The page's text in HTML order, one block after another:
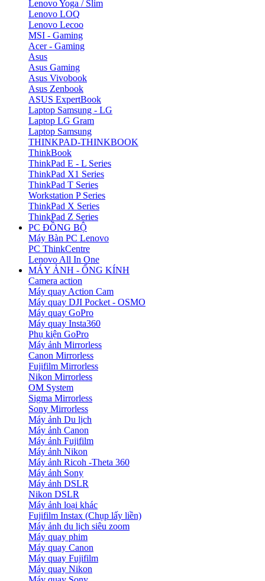
Lenovo Yoga / Slim
Lenovo LOQ
Lenovo Lecoo
MSI - Gaming
Acer - Gaming
Asus
Asus Gaming
Asus Vivobook
Asus Zenbook
ASUS ExpertBook
Laptop Samsung - LG
Laptop LG Gram
Laptop Samsung
THINKPAD-THINKBOOK
ThinkBook
ThinkPad E - L Series
ThinkPad X1 Series
ThinkPad T Series
Workstation P Series
ThinkPad X Series
ThinkPad Z Series
PC ĐỒNG BỘ
Máy Bàn PC Lenovo
PC ThinkCentre
Lenovo All In One
MÁY ẢNH - ỐNG KÍNH
Camera action
Máy quay Action Cam
Máy quay DJI Pocket - OSMO
Máy quay GoPro
Máy quay Insta360
Phụ kiện GoPro
Máy ảnh Mirrorless
Canon Mirrorless
Fujifilm Mirrorless
Nikon Mirrorless
OM System
Sigma Mirrorless
Sony Mirrorless
Máy ảnh Du lịch
Máy ảnh Canon
Máy ảnh Fujifilm
Máy ảnh Nikon
Máy ảnh Ricoh -Theta 360
Máy ảnh Sony
Máy ảnh DSLR
Nikon DSLR
Máy ảnh loại khác
Fujifilm Instax (Chụp lấy liền)
Máy ảnh du lịch siêu zoom
Máy quay phim
Máy quay Canon
Máy quay Fujifilm
Máy quay Nikon